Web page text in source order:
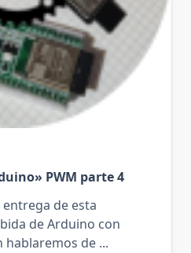
PWM parte 4
de esta
de Arduino con
hablaremos de ...